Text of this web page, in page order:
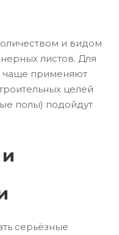
и видом
листов. Для
чаще применяют
целей
полы) подойдут
серьёзные